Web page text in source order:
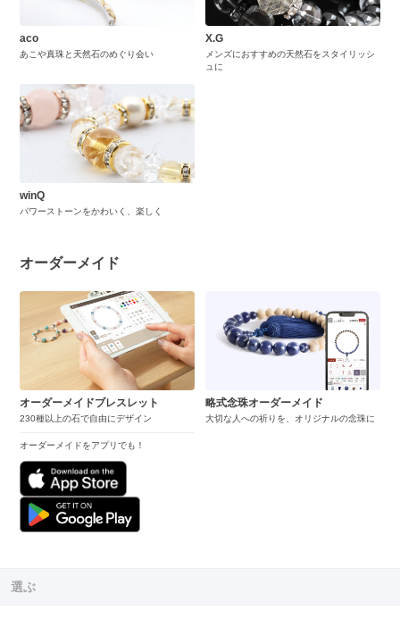
aco
あこや真珠と天然石のめぐり会い
X.G
メンズにおすすめの天然石をスタイリッシ
ュに
winQ
パワーストーンをかわいく、楽しく
オーダーメイド
オーダーメイドブレスレット
230種以上の石で自由にデザイン
オーダーメイドをアプリでも！
略式念珠オーダーメイド
大切な人への祈りを、オリジナルの念珠に
選ぶ